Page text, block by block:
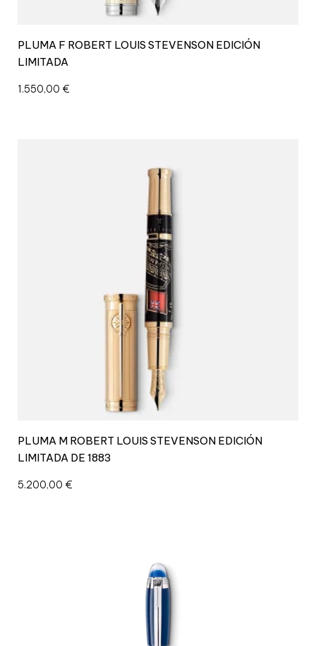
PLUMA F ROBERT LOUIS STEVENSON EDICIÓN
LIMITADA
1.550,00 €
PLUMA M ROBERT LOUIS STEVENSON EDICIÓN
LIMITADA DE 1883
5.200,00 €